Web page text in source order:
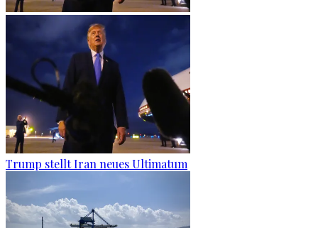
Trump stellt Iran neues Ultimatum